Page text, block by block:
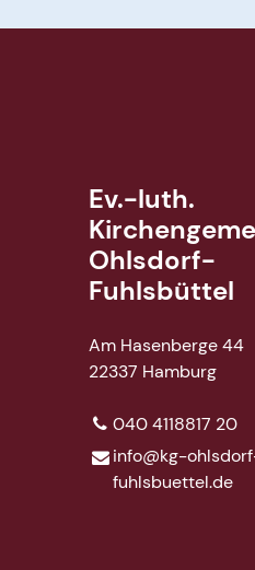
Ev.-luth.
Ohlsdorf-
Fuhlsbüttel
Am Hasenberge 44
22337 Hamburg
040 4118817 20
info@​kg-
fuhlsbuettel.​de